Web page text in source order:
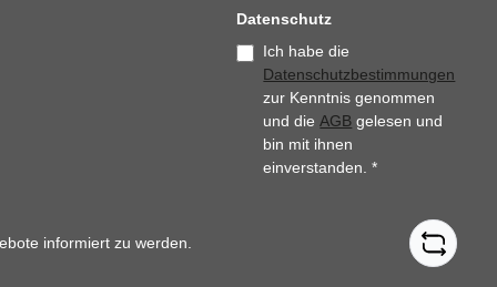
informiert zu werden.
Datenschutz
Ich habe die
Datenschutzbestimmungen
zur Kenntnis genommen
und dieAGB gelesen und
bin mit ihnen
einverstanden.*